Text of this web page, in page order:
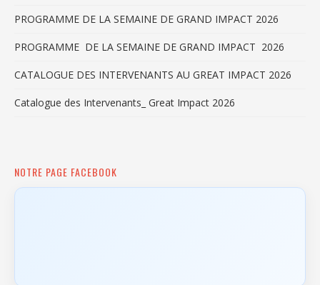
PROGRAMME DE LA SEMAINE DE GRAND IMPACT 2026
PROGRAMME DE LA SEMAINE DE GRAND IMPACT 2026
CATALOGUE DES INTERVENANTS AU GREAT IMPACT 2026
Catalogue des Intervenants_ Great Impact 2026
NOTRE PAGE FACEBOOK